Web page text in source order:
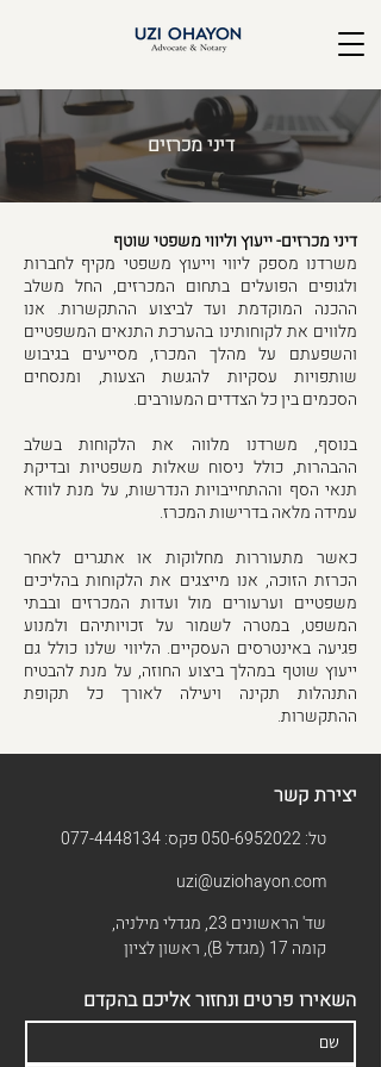
דיני מכרזים
דיני מכרזים- ייעוץ וליווי משפטי שוטף
משרדנו מספק ליווי וייעוץ משפטי מקיף לחברות
ולגופים הפועלים בתחום המכרזים, החל משלב
ההכנה המוקדמת ועד לביצוע ההתקשרות. אנו
מלווים את לקוחותינו בהערכת התנאים המשפטיים
והשפעתם על מהלך המכרז, מסייעים בגיבוש
שותפויות עסקיות להגשת הצעות, ומנסחים
הסכמים בין כל הצדדים המעורבים.
בנוסף, משרדנו מלווה את הלקוחות בשלב
ההבהרות, כולל ניסוח שאלות משפטיות ובדיקת
תנאי הסף וההתחייבויות הנדרשות, על מנת לוודא
עמידה מלאה בדרישות המכרז.
כאשר מתעוררות מחלוקות או אתגרים לאחר
הכרזת הזוכה, אנו מייצגים את הלקוחות בהליכים
משפטיים וערעורים מול ועדות המכרזים ובבתי
המשפט, במטרה לשמור על זכויותיהם ולמנוע
פגיעה באינטרסים העסקיים. הליווי שלנו כולל גם
ייעוץ שוטף במהלך ביצוע החוזה, על מנת להבטיח
התנהלות תקינה ויעילה לאורך כל תקופת
ההתקשרות.
יצירת קשר
טל:050-6952022פקס:077-4448134
uzi@uziohayon.com
שד' הראשונים 23, מגדלי מילניה,
קומה 17 (מגדל B), ראשון לציון
השאירו פרטים ונחזור אליכם בהקדם